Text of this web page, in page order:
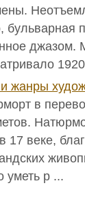
бульварная
джазом.
жанры
в
17 веке,
уметь р ...